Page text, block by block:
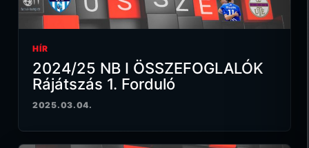
HÍR
2024/25 NB I ÖSSZEFOGLALÓK
Rájátszás 1. Forduló
2025.03.04.